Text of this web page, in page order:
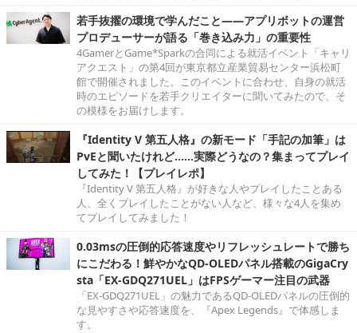
若手抜擢の環境で学んだこと――アプリボットの運営
プロデューサーが語る「巻き込み力」の重要性
4GamerとGame*Sparkの合同による就活イベント「キャリ
アクエスト」の第4回が東京都立産業貿易センター浜松町
館で開催されました。このイベントに合わせ、自身の就活
時のエピソードを若手クリエイターに聞いてみたので、そ
の模様をお届けします。
『Identity V 第五人格』の新モード「手記の加筆」は
PvEと聞いたけれど……実際どうなの？集まってプレイ
してみた！【プレイレポ】
『Identity V 第五人格』が好きな人やプレイしたことある
人、全くプレイしたことがない人など、様々な4人を集め
てプレイしてみました！
0.03msの圧倒的応答速度やリフレッシュレートで勝ち
にこだわる！鮮やかなQD-OLEDパネル搭載のGigaCry
sta「EX-GDQ271UEL」はFPSゲーマー注目の武器
「EX-GDQ271UEL」の魅力であるQD-OLEDパネルの圧倒的
な見やすさや応答速度を、『Apex Legends』で体感しま
す。